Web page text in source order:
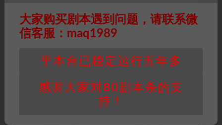
刺，大家目标一致抱团取暖。世界观挺新颖的，需要带点
脑子理解设定，不然容易懵。流程确实长，但如果你能吃
的，那沉浸进去的体验感会很足。原玉这个角色，理解门
大家购买剧本遇到问题，请联系微
信客服：maq1989
平本台已稳定运行五年多
感谢大家对80剧本杀的支
持！